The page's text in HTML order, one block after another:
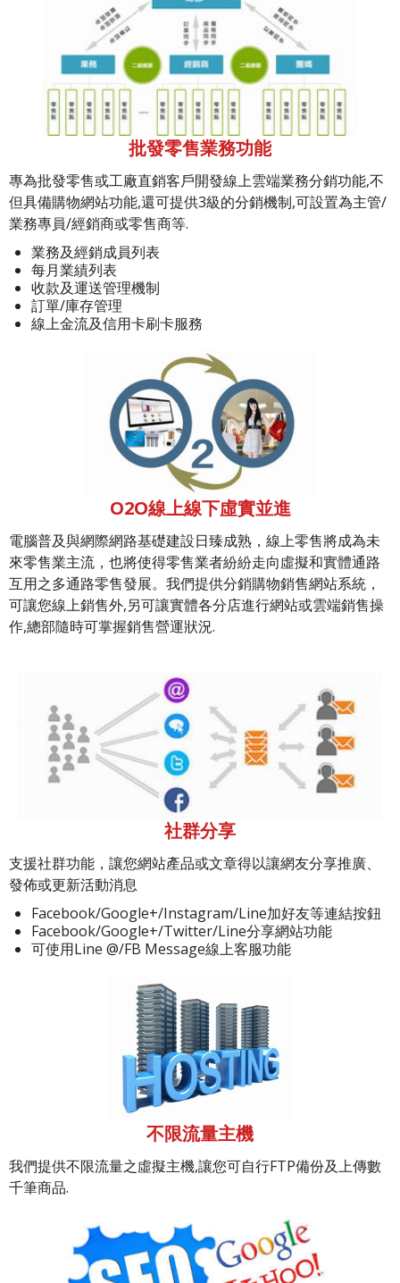
批發零售業務功能
專為批發零售或工廠直銷客戶開發線上雲端業務分銷功能,不
但具備購物網站功能,還可提供3級的分銷機制,可設置為主管/
業務專員/經銷商或零售商等.
業務及經銷成員列表
每月業績列表
收款及運送管理機制
訂單/庫存管理
線上金流及信用卡刷卡服務
O2O線上線下虛實並進
電腦普及與網際網路基礎建設日臻成熟，線上零售將成為未
來零售業主流，也將使得零售業者紛紛走向虛擬和實體通路
互用之多通路零售發展。我們提供分銷購物銷售網站系統，
可讓您線上銷售外,另可讓實體各分店進行網站或雲端銷售操
作,總部隨時可掌握銷售營運狀況.
社群分享
支援社群功能，讓您網站產品或文章得以讓網友分享推廣、
發佈或更新活動消息
Facebook/Google+/Instagram/Line加好友等連結按鈕
Facebook/Google+/Twitter/Line分享網站功能
可使用Line @/FB Message線上客服功能
不限流量主機
我們提供不限流量之虛擬主機,讓您可自行FTP備份及上傳數
千筆商品.